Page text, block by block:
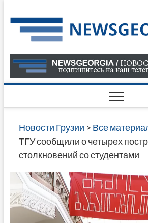
to
content
Новости Грузии > Все
ТГУ сообщили о четырех
столкновений со студентами